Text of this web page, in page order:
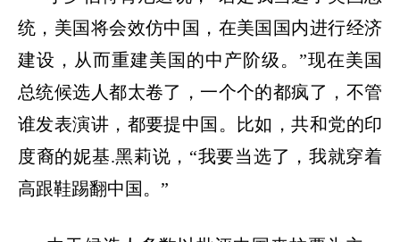
统，美国将会效仿中国，在美国国内进行经济
建设，从而重建美国的中产阶级。 ”现在美国
总统候选人都太卷了，一个个的都疯了，不管
谁发表演讲，都要提中国。比如，共和党的印
度裔的妮基.黑莉说， “我要当选了，我就穿着
高跟鞋踢翻中国。 ”